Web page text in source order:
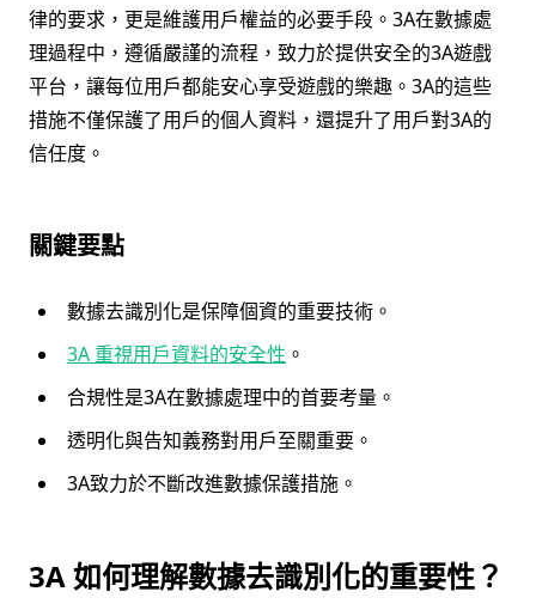
律的要求，更是維護用戶權益的必要手段。3A在數據處
理過程中，遵循嚴謹的流程，致力於提供安全的3A遊戲
平台，讓每位用戶都能安心享受遊戲的樂趣。3A的這些
措施不僅保護了用戶的個人資料，還提升了用戶對3A的
信任度。
關鍵要點
數據去識別化是保障個資的重要技術。
3A 重視用戶資料的安全性 。
合規性是3A在數據處理中的首要考量。
透明化與告知義務對用戶至關重要。
3A致力於不斷改進數據保護措施。
3A 如何理解數據去識別化的重要性？